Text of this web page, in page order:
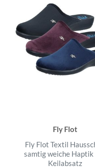
Fly Flot
Fly Flot Textil
samtig weiche Haptik
Keilabsatz